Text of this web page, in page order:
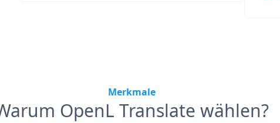
Merkmale
OpenL Translate wählen?